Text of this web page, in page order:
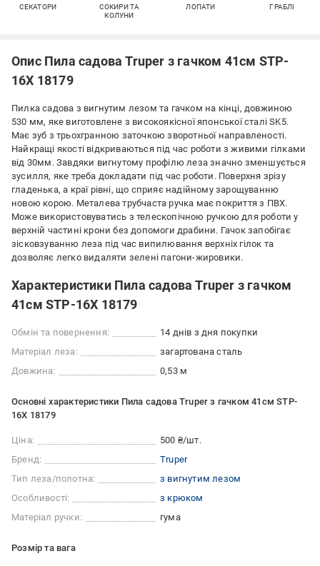
СЕКАТОРИ
СОКИРИ ТА
КОЛУНИ
ЛОПАТИ ГРАБЛІ
Опис Пила садова Truper з гачком 41см STP-
16X 18179
Пилка садова з вигнутим лезом та гачком на кінці, довжиною
530 мм, яке виготовлене з високоякісної японської сталі SK5.
Має зуб з трьохгранною заточкою зворотньої направленості.
Найкращі якості відкриваються під час роботи з живими гілками
від 30мм. Завдяки вигнутому профілю леза значно зменшується
зусилля, яке треба докладати під час роботи. Поверхня зрізу
гладенька, а краї рівні, що сприяє надійному зарощуванню
новою корою. Металева трубчаста ручка має покриття з ПВХ.
Може використовуватись з телескопічною ручкою для роботи у
верхній частині крони без допомоги драбини. Гачок запобігає
зісковзуванню леза під час випилювання верхніх гілок та
дозволяє легко видаляти зелені пагони-жировики.
Характеристики Пила садова Truper з гачком
41см STP-16X 18179
Обмін та повернення:
14 днів з дня покупки
Матеріал леза:
загартована сталь
Довжина:
0,53 м
Основні характеристики Пила садова Truper з гачком 41см STP-
16X 18179
Ціна:
500 ₴/шт.
Бренд:
Truper
Тип леза/полотна:
з вигнутим лезом
Особливості:
з крюком
Матеріал ручки:
гума
Розмір та вага